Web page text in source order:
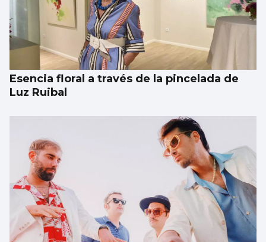
Esencia floral a través de la pincelada de
Luz Ruibal